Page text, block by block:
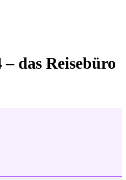
das Reisebüro